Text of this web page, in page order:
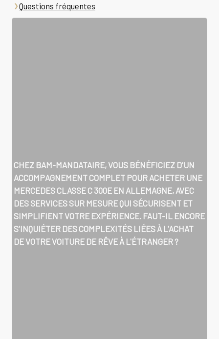
Questions fréquentes
CHEZ BAM-MANDATAIRE, VOUS BÉNÉFICIEZ D'UN
ACCOMPAGNEMENT COMPLET POUR ACHETER UNE
MERCEDES CLASSE C 300E EN ALLEMAGNE, AVEC
DES SERVICES SUR MESURE QUI SÉCURISENT ET
SIMPLIFIENT VOTRE EXPÉRIENCE. FAUT-IL ENCORE
S'INQUIÉTER DES COMPLEXITÉS LIÉES À L'ACHAT
DE VOTRE VOITURE DE RÊVE À L'ÉTRANGER ?